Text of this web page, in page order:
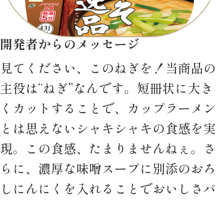
開発者からのメッセージ
見てください、このねぎを！当商品の
主役は“ねぎ”なんです。短冊状に大き
くカットすることで、カップラーメン
とは思えないシャキシャキの食感を実
現。この食感、たまりませんねぇ。さ
らに、濃厚な味噌スープに別添のおろ
しにんにくを入れることでおいしさパ